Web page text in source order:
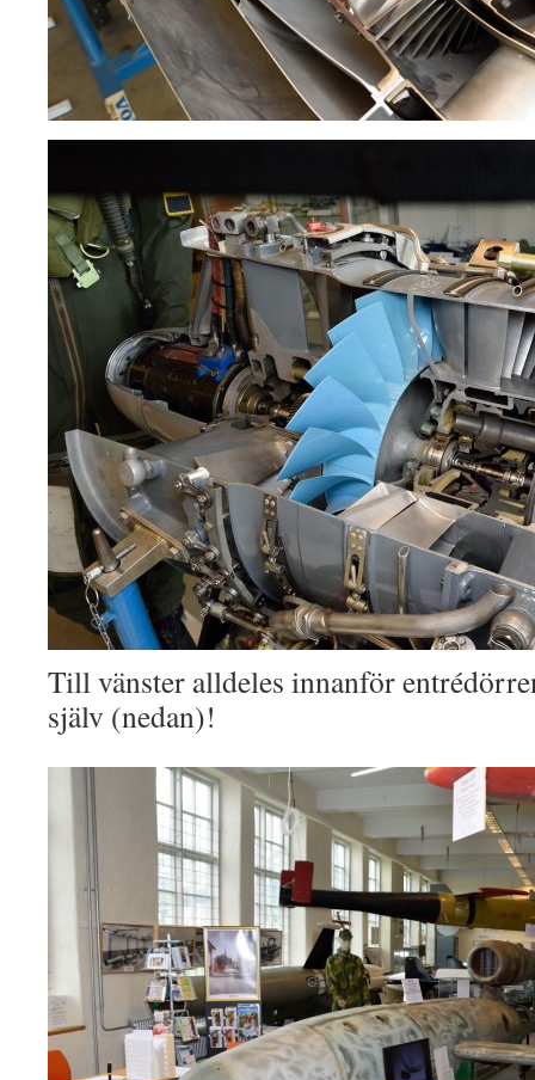
Till vänster alldeles innanför
själv (nedan)!